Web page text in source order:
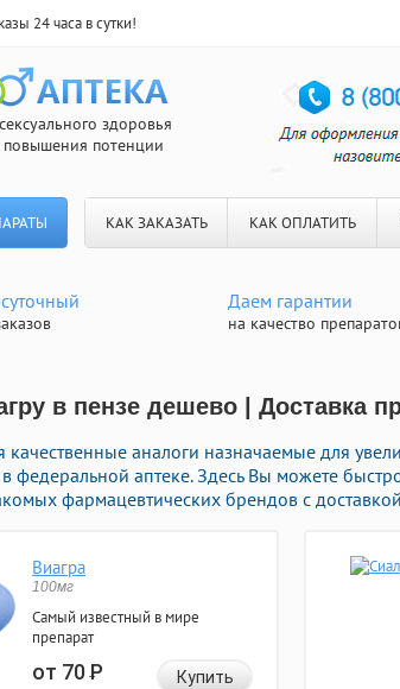
24 часа в сутки!
здоровья
повышения потенции
КАК ЗАКАЗАТЬ КАК ОПЛАТИТЬ
Даем гарантии
на качество
в пензе дешево | Доставка
качественные аналоги назначаемые для
в федеральной аптеке. Здесь Вы можете
фармацевтических брендов с
Виагра
100мг
Самый известный в мире
препарат
от 70Р Купить